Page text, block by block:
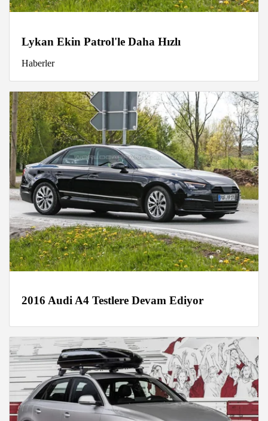
Lykan Ekin Patrol'le Daha Hızlı
Haberler
2016 Audi A4 Testlere Devam Ediyor